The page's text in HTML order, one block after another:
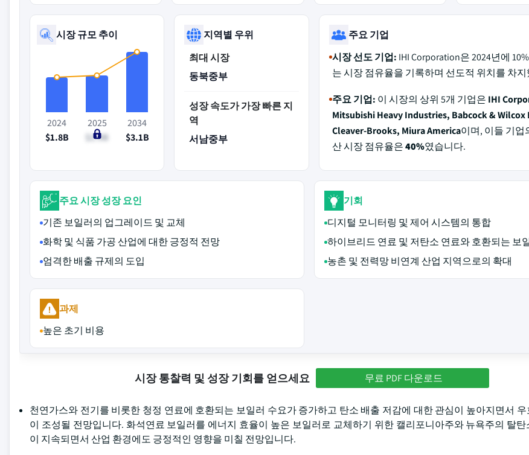
시장 규모 추이
2024
$1.8B
2025
$1.9B
2034
$3.1B
지역별 우위
최대 시장
동북중부
성장 속도가 가장 빠른 지
역
서남중부
주요 기업
시장 선도 기업: IHI Corporation은 2024년에
는 시장 점유율을 기록하며 선도적 위치를 차
주요 기업: 이 시장의 상위 5개 기업은 IHI
Mitsubishi Heavy Industries, Babcock & Wilcox
Cleaver-Brooks, Miura America이며, 이들 기업
산 시장 점유율은40%였습니다.
주요 시장 성장 요인
기존 보일러의 업그레이드 및 교체
화학 및 식품 가공 산업에 대한 긍정적 전망
엄격한 배출 규제의 도입
기회
디지털 모니터링 및 제어 시스템의 통합
하이브리드 연료 및 저탄소 연료와 호환되는 보
농촌 및 전력망 비연계 산업 지역으로의 확대
과제
높은 초기 비용
시장 통찰력 및 성장 기회를 얻으세요 무료 PDF 다운로드
천연가스와 전기를 비롯한 청정 연료에 호환되는 보일러 수요가 증가하고 탄소 배출 저감에 대한 관심이 높아지면서
이 조성될 전망입니다. 화석연료 보일러를 에너지 효율이 높은 보일러로 교체하기 위한 캘리포니아주와 뉴욕주의 탈탄
이 지속되면서 산업 환경에도 긍정적인 영향을 미칠 전망입니다.